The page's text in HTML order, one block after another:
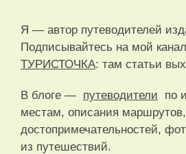
Я — автор путеводителей
Подписывайтесь на мой
ТУРИСТОЧКА: там статьи
В блоге — путеводители по
местам, описания маршрутов,
достопримечательностей,
из путешествий.